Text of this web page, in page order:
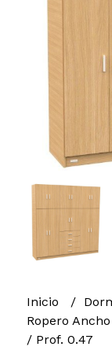
Inicio
Ropero
/ Prof. 0.47